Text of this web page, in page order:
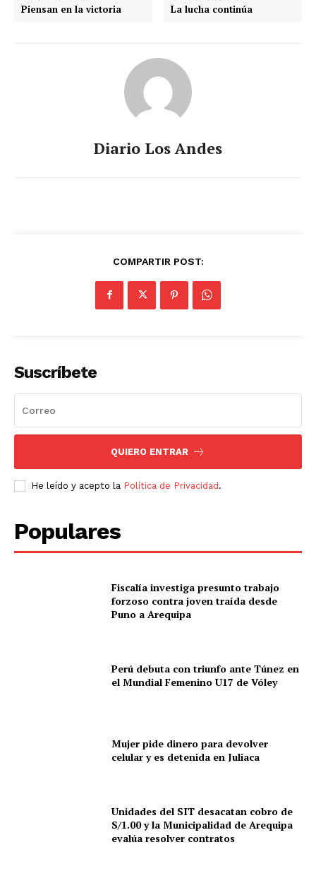
Piensan en la victoria La lucha continúa
Diario Los Andes
COMPARTIR POST:
Suscríbete
QUIERO ENTRAR
He leído y acepto la Política de Privacidad.
Populares
Fiscalía investiga presunto trabajo
forzoso contra joven traída desde
Puno a Arequipa
Perú debuta con triunfo ante Túnez en
el Mundial Femenino U17 de Vóley
Mujer pide dinero para devolver
celular y es detenida en Juliaca
Unidades del SIT desacatan cobro de
S/1.00 y la Municipalidad de Arequipa
evalúa resolver contratos